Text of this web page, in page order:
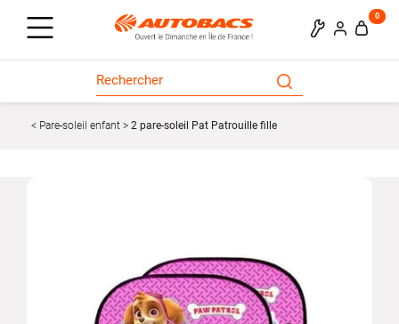
0
Pare-soleil enfant 2 pare-soleil Pat Patrouille fille